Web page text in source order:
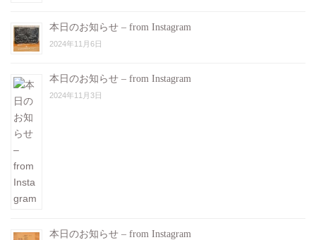
本日のお知らせ – from Instagram
2024年11月6日
本日のお知らせ – from Instagram
2024年11月3日
本日のお知らせ – from Instagram